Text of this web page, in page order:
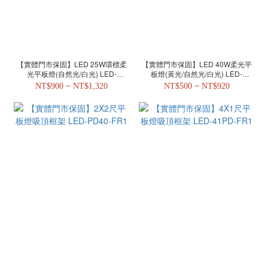
【實體門市保固】LED 25W環標柔
光平板燈(自然光/白光) LED-
PD25DEGR
NT$900 ~ NT$1,320
【實體門市保固】LED 40W柔光平
板燈(黃光/自然光/白光) LED-
PD40D/N/W
NT$500 ~ NT$920